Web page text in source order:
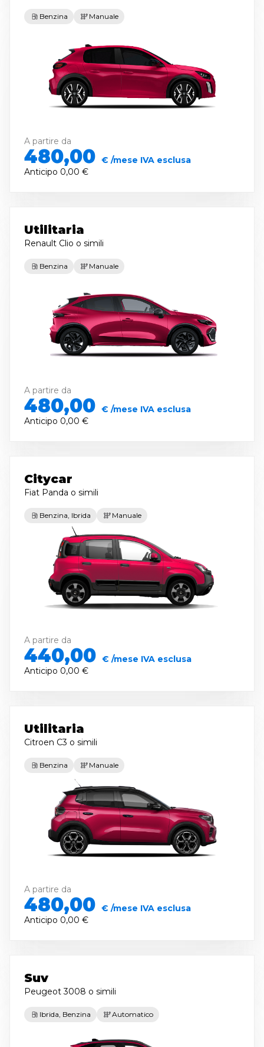
Benzina Manuale
A partire da
480,00 € /mese IVA esclusa
Anticipo 0,00 €
Utilitaria
Renault Clio o simili
Benzina Manuale
A partire da
480,00 € /mese IVA esclusa
Anticipo 0,00 €
Citycar
Fiat Panda o simili
Benzina, Ibrida Manuale
A partire da
440,00 € /mese IVA esclusa
Anticipo 0,00 €
Utilitaria
Citroen C3 o simili
Benzina Manuale
A partire da
480,00 € /mese IVA esclusa
Anticipo 0,00 €
Suv
Peugeot 3008 o simili
Ibrida, Benzina Automatico